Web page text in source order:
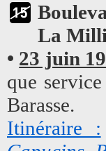
La
• 23 juin
que
Barasse.
Itinéraire :